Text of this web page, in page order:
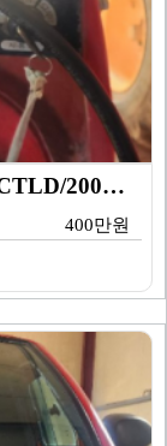
CTLD/200…
400만원